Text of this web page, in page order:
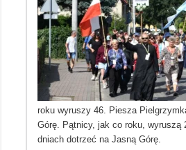
roku wyruszy 46. Piesza
Górę. Pątnicy, jak co roku, wyruszą
dniach dotrzeć na Jasną Górę.